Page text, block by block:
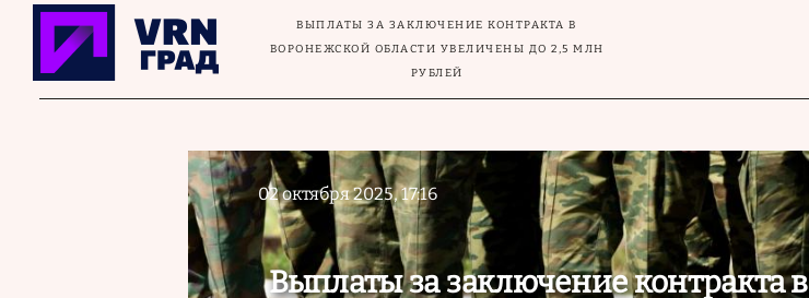
Перейти к основному содержаниюВЫПЛАТЫ ЗА ЗАКЛЮЧЕНИЕ КОНТРАКТА В
ВОРОНЕЖСКОЙ ОБЛАСТИ УВЕЛИЧЕНЫ ДО 2,5 МЛН
РУБЛЕЙ
02 октября 2025, 17:16
Выплаты за заключение контракта в